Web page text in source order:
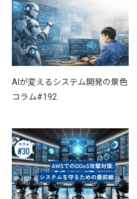
AIが変えるシステム開発の景色
コラム#192